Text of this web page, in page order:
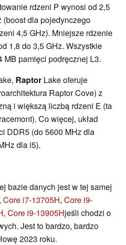
rdzeni P wynosi od 2,5
(boost dla pojedynczego
4,5 GHz). Mniejsze rdzenie
1,8 do 3,5 GHz. Wszystkie
MB pamięci podręcznej L3.
Raptor Lake oferuje
Raptor Cove) z
i większą liczbą rdzeni E (ta
Co więcej, układ
DDR5 (do 5600 MHz dla
dla i5).
bazie danych jest w tej samej
, Core i7-13705H, Core i9-
, Core i9-13905Hjeśli chodzi o
Jest to bardzo, bardzo
2023 roku.